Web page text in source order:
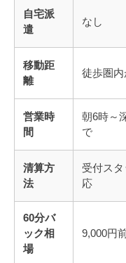
自宅派
遣
なし
移動距
離
徒歩圏内
営業時
間
朝6時～
で
清算方
法
受付ス
応
60分バ
ック相
場
9,000円